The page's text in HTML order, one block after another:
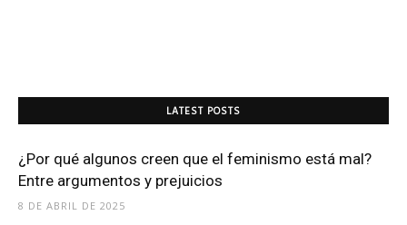
LATEST POSTS
¿Por qué algunos creen que el feminismo está mal?
Entre argumentos y prejuicios
8 DE ABRIL DE 2025